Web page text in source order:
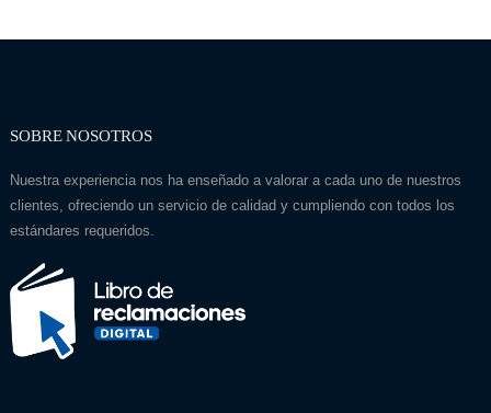
SOBRE NOSOTROS
Nuestra experiencia nos ha enseñado a valorar a cada uno de nuestros
clientes, ofreciendo un servicio de calidad y cumpliendo con todos los
estándares requeridos.